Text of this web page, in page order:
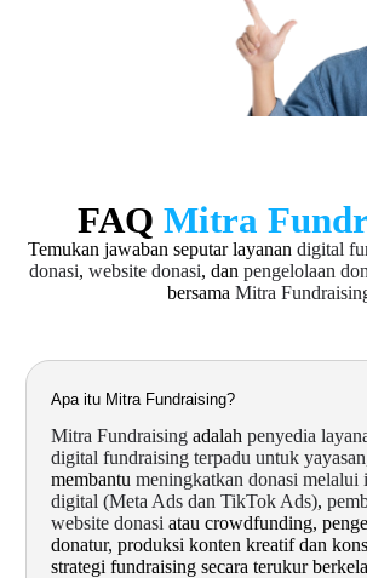
FAQ Mitra
Temukan jawaban seputar layanan digital
donasi, website donasi, dan pengelolaan
bersama Mitra
Apa itu Mitra Fundraising?
Mitra Fundraising adalahpenyedia
digital fundraising terpadu untuk yayasan
membantumeningkatkan donasi melalui
digital (Meta Ads dan TikTok Ads),
website donasi atau crowdfunding,
donatur, produksi konten kreatif dan
strategi fundraising secara terukur